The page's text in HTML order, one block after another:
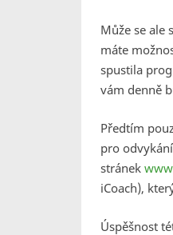
Může se ale
máte
spustila
vám denně
Předtím
pro
stránek
iCoach),
Úspěšnost